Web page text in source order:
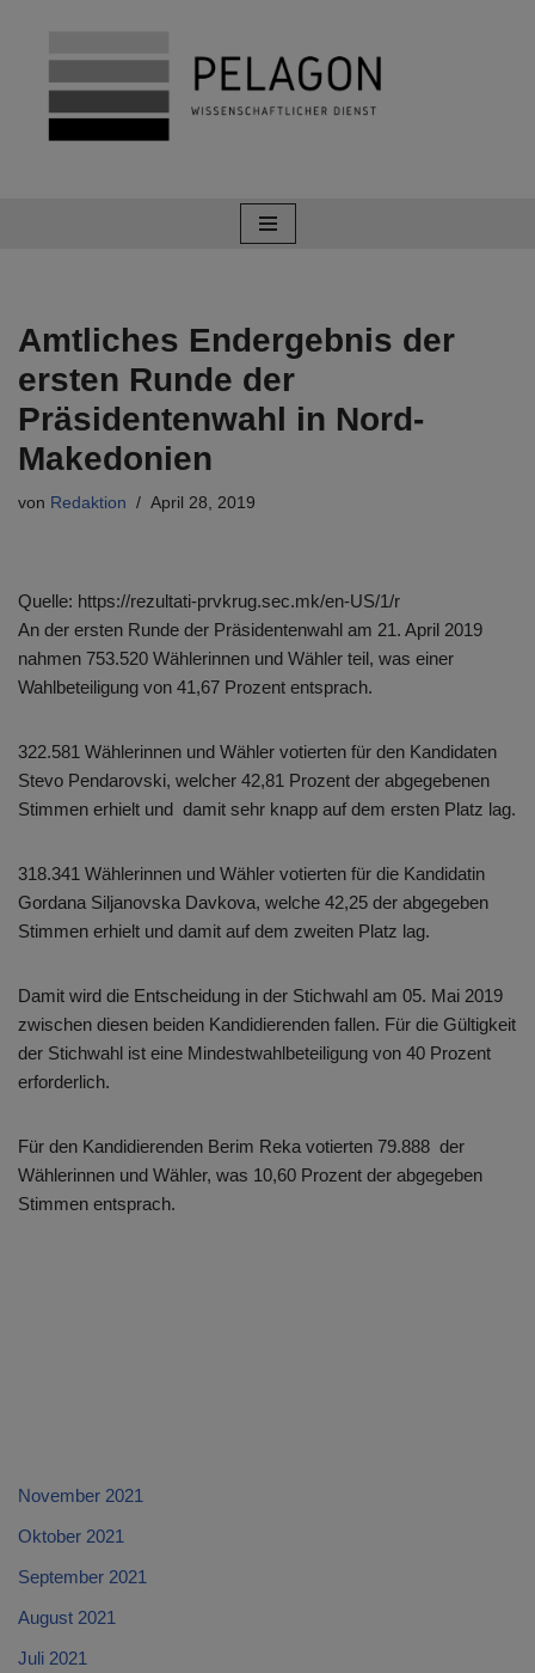
Zum
Inhalt
springen
Amtliches Endergebnis der
ersten Runde der
Präsidentenwahl in Nord-
Makedonien
von Redaktion April 28, 2019
Quelle: https://rezultati-prvkrug.sec.mk/en-US/1/r
An der ersten Runde der Präsidentenwahl am 21. April 2019
nahmen 753.520 Wählerinnen und Wähler teil, was einer
Wahlbeteiligung von 41,67 Prozent entsprach.
322.581 Wählerinnen und Wähler votierten für den Kandidaten
Stevo Pendarovski, welcher 42,81 Prozent der abgegebenen
Stimmen erhielt und damit sehr knapp auf dem ersten Platz lag.
318.341 Wählerinnen und Wähler votierten für die Kandidatin
Gordana Siljanovska Davkova, welche 42,25 der abgegeben
Stimmen erhielt und damit auf dem zweiten Platz lag.
Damit wird die Entscheidung in der Stichwahl am 05. Mai 2019
zwischen diesen beiden Kandidierenden fallen. Für die Gültigkeit
der Stichwahl ist eine Mindestwahlbeteiligung von 40 Prozent
erforderlich.
Für den Kandidierenden Berim Reka votierten 79.888 der
Wählerinnen und Wähler, was 10,60 Prozent der abgegeben
Stimmen entsprach.
November 2021
Oktober 2021
September 2021
August 2021
Juli 2021